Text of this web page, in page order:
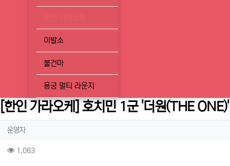
이발소
불건마
용궁 멀티 라운지
[한인 가라오케] 호치민 1군 '더원(THE
작성자 정보
운영자작성
컨텐츠 정보
1,063조회